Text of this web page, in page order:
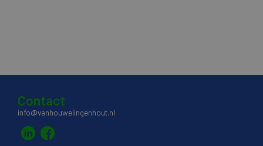
Contact
info@vanhouwelingenhout.nl